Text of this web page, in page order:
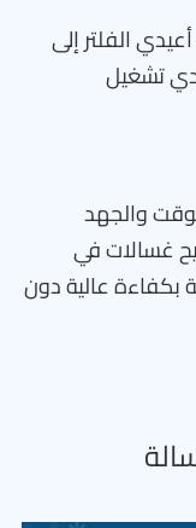
الفلتر إلى
تشغيل
والجهد
غسالات في
بكفاءة عالية دون